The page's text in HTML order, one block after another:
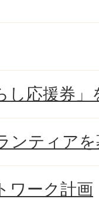
し応援券」
ンティア
ワーク計画